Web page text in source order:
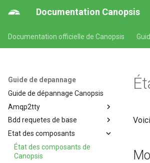
Documentation Canopsis
Documentation officielle de Canopsis
Guide de depannage
Guide de dépannage Canopsis
Amqp2tty
amqp2tty - Analyse temps réel
des flux issus des connecteurs
ou des relais AMQP
Bdd requetes de base
Requêtes en base
Etat des composants
État des composants de
Canopsis